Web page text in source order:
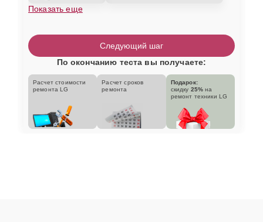
Показать еще
Следующий шаг
По окончанию теста вы получаете:
Расчет стоимости
ремонта LG
Расчет сроков
ремонта
Подарок:
скидку 25% на
ремонт техники LG